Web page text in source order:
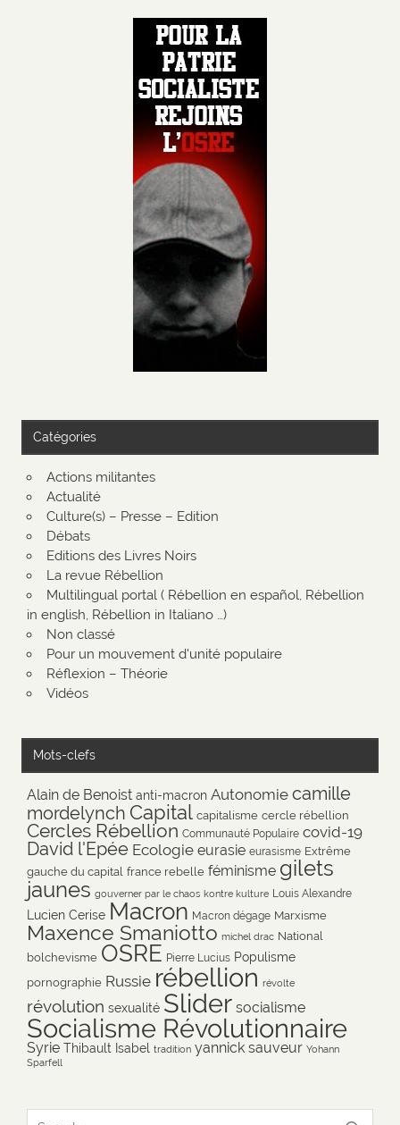
Catégories
Actions militantes
Actualité
Culture(s) – Presse – Edition
Débats
Editions des Livres Noirs
La revue Rébellion
Multilingual portal ( Rébellion en español, Rébellion
in english, Rébellion in Italiano …)
Non classé
Pour un mouvement d'unité populaire
Réflexion – Théorie
Vidéos
Mots-clefs
Alain de Benoist anti-macron Autonomie camille
mordelynch Capital capitalisme cercle rébellion
Cercles Rébellion Communauté Populaire covid-19
David l'Epée Ecologie eurasie eurasisme Extrême
gauche du capital france rebelle féminisme gilets
jaunes gouverner par le chaos kontre kulture Louis Alexandre
Lucien Cerise Macron Macron dégage Marxisme
Maxence Smaniotto michel drac National
bolchevisme OSRE Pierre Lucius Populisme
pornographie Russie rébellion révolte
révolution sexualité Slider socialisme
Socialisme Révolutionnaire
Syrie Thibault Isabel tradition yannick sauveur Yohann
Sparfell